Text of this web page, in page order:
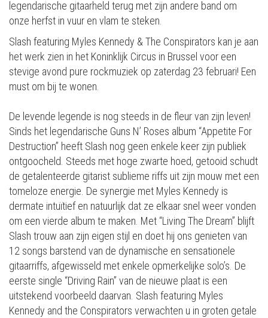
legendarische gitaarheld terug met zijn andere band om
onze herfst in vuur en vlam te steken.
Slash featuring Myles Kennedy & The Conspirators kan je aan
het werk zien in het Koninklijk Circus in Brussel voor een
stevige avond pure rockmuziek op zaterdag 23 februari! Een
must om bij te wonen.
De levende legende is nog steeds in de fleur van zijn leven!
Sinds het legendarische Guns N’ Roses album “Appetite For
Destruction” heeft Slash nog geen enkele keer zijn publiek
ontgoocheld. Steeds met hoge zwarte hoed, getooid schudt
de getalenteerde gitarist sublieme riffs uit zijn mouw met een
tomeloze energie. De synergie met Myles Kennedy is
dermate intuïtief en natuurlijk dat ze elkaar snel weer vonden
om een vierde album te maken. Met “Living The Dream” blijft
Slash trouw aan zijn eigen stijl en doet hij ons genieten van
12 songs barstend van de dynamische en sensationele
gitaarriffs, afgewisseld met enkele opmerkelijke solo’s. De
eerste single “Driving Rain” van de nieuwe plaat is een
uitstekend voorbeeld daarvan. Slash featuring Myles
Kennedy and the Conspirators verwachten u in groten getale